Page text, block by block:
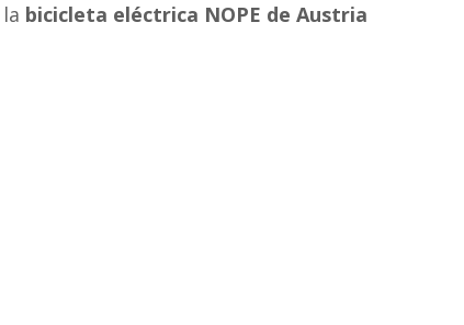
bicicleta eléctrica NOPE de Austria